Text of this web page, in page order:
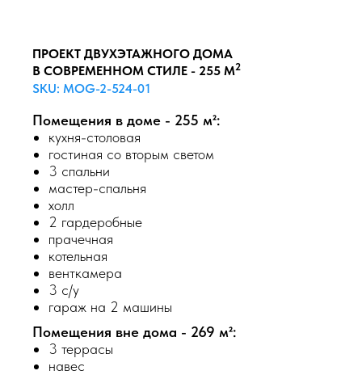
ПРОЕКТ ДВУХЭТАЖНОГО ДОМА
В СОВРЕМЕННОМ СТИЛЕ - 255 М2
SKU: MOG-2-524-01
Помещения в доме - 255 м²:
кухня-столовая
гостиная со вторым светом
3 спальни
мастер-спальня
холл
2 гардеробные
прачечная
котельная
венткамера
3 с/у
гараж на 2 машины
Помещения вне дома - 269 м²:
3 террасы
навес